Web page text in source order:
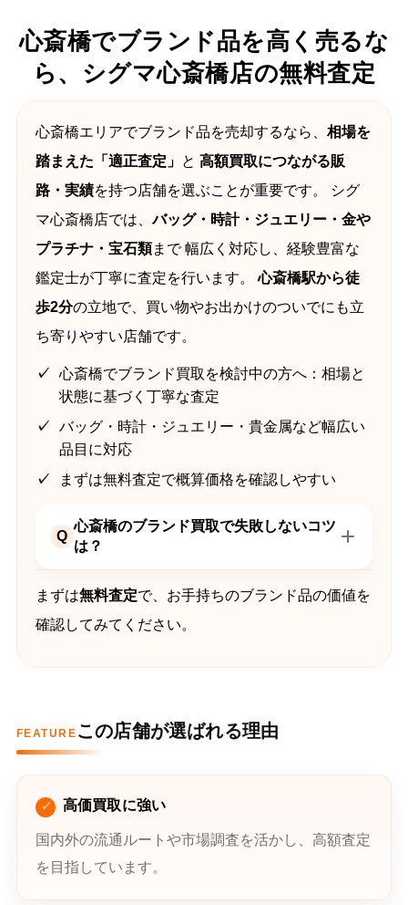
心斎橋でブランド品を高く売るな
ら、シグマ心斎橋店の無料査定
心斎橋エリアでブランド品を売却するなら、 相場を
踏まえた「適正査定」 と 高額買取につながる販
路・実績を持つ店舗を選ぶことが重要です。 シグ
マ心斎橋店では、バッグ・時計・ジュエリー・金や
プラチナ・宝石類まで 幅広く対応し、経験豊富な
鑑定士が丁寧に査定を行います。心斎橋駅から徒
歩2分の立地で、買い物やお出かけのついでにも立
ち寄りやすい店舗です。
心斎橋でブランド買取を検討中の方へ：相場と
状態に基づく丁寧な査定
バッグ・時計・ジュエリー・貴金属など幅広い
品目に対応
まずは無料査定で概算価格を確認しやすい
Q
心斎橋のブランド買取で失敗しないコツ
は？
まずは無料査定で、お手持ちのブランド品の価値を
確認してみてください。
FEATURE この店舗が選ばれる理由
高価買取に強い
国内外の流通ルートや市場調査を活かし、高額査定
を目指しています。